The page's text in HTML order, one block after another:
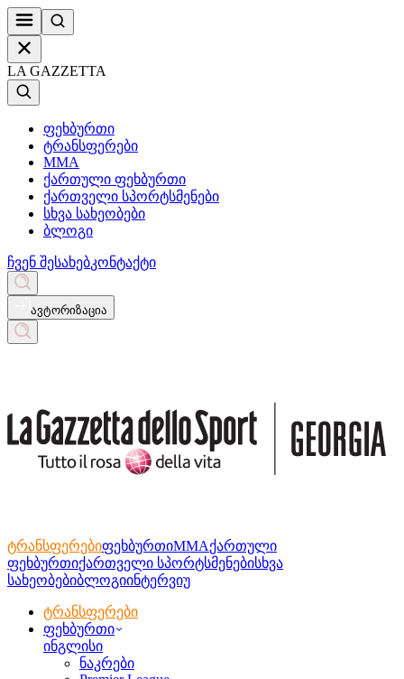
LA GAZZETTA
ფეხბურთი
ტრანსფერები
MMA
ქართული ფეხბურთი
ქართველი სპორტსმენები
სხვა სახეობები
ბლოგი
ჩვენ შესახებკონტაქტი
ავტორიზაცია
ტრანსფერებიფეხბურთიMMAქართული
ფეხბურთიქართველი სპორტსმენებისხვა
სახეობებიბლოგიინტერვიუ
ტრანსფერები
ფეხბურთი
ინგლისი
ნაკრები